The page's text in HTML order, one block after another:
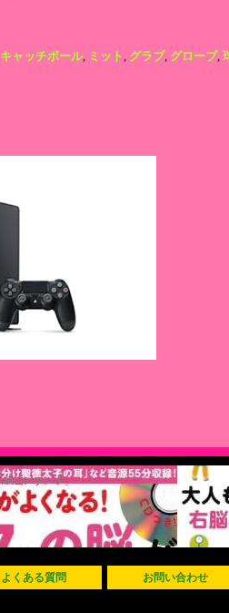
キャッチボール, ミット, グラブ, グローブ,
よくある質問 お問い合わせ